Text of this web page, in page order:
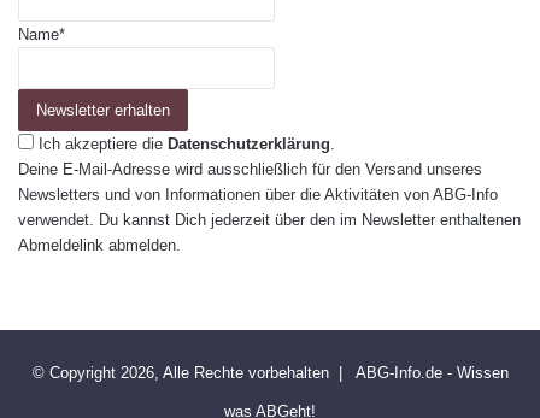
Name*
Ich akzeptiere die Datenschutzerklärung.
Deine E-Mail-Adresse wird ausschließlich für den Versand unseres
Newsletters und von Informationen über die Aktivitäten von ABG-Info
verwendet. Du kannst Dich jederzeit über den im Newsletter enthaltenen
Abmeldelink abmelden.
© Copyright 2026, Alle Rechte vorbehalten | ABG-Info.de - Wissen
was ABGeht!